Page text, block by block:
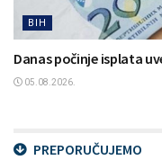
BIH
Danas počinje isplata
05.08.2026.
PREPORUČUJEMO